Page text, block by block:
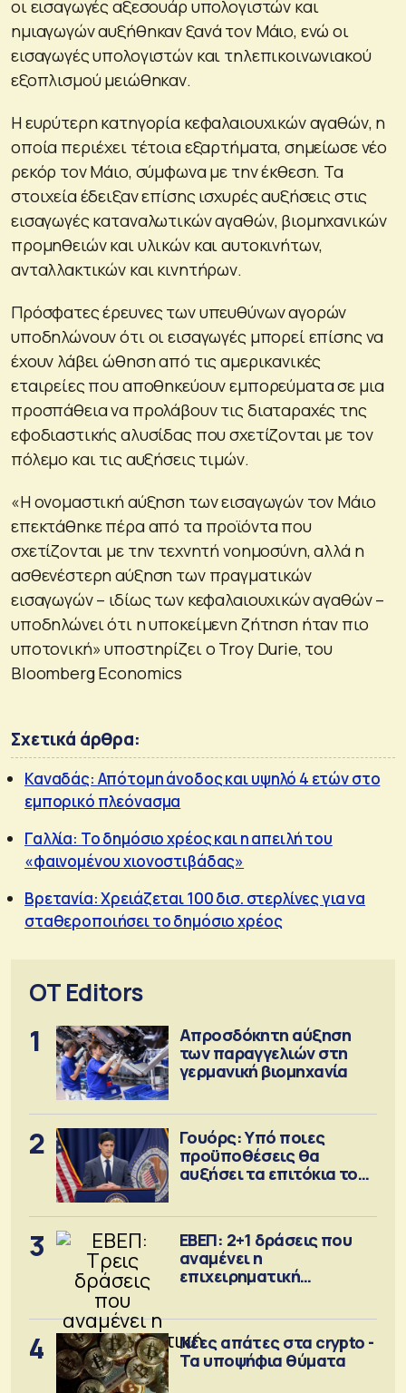
οι εισαγωγές αξεσουάρ υπολογιστών και
ημιαγωγών αυξήθηκαν ξανά τον Μάιο, ενώ οι
εισαγωγές υπολογιστών και τηλεπικοινωνιακού
εξοπλισμού μειώθηκαν.
Η ευρύτερη κατηγορία κεφαλαιουχικών αγαθών, η
οποία περιέχει τέτοια εξαρτήματα, σημείωσε νέο
ρεκόρ τον Μάιο, σύμφωνα με την έκθεση. Τα
στοιχεία έδειξαν επίσης ισχυρές αυξήσεις στις
εισαγωγές καταναλωτικών αγαθών, βιομηχανικών
προμηθειών και υλικών και αυτοκινήτων,
ανταλλακτικών και κινητήρων.
Πρόσφατες έρευνες των υπευθύνων αγορών
υποδηλώνουν ότι οι εισαγωγές μπορεί επίσης να
έχουν λάβει ώθηση από τις αμερικανικές
εταιρείες που αποθηκεύουν εμπορεύματα σε μια
προσπάθεια να προλάβουν τις διαταραχές της
εφοδιαστικής αλυσίδας που σχετίζονται με τον
πόλεμο και τις αυξήσεις τιμών.
«Η ονομαστική αύξηση των εισαγωγών τον Μάιο
επεκτάθηκε πέρα ​​από τα προϊόντα που
σχετίζονται με την τεχνητή νοημοσύνη, αλλά η
ασθενέστερη αύξηση των πραγματικών
εισαγωγών – ιδίως των κεφαλαιουχικών αγαθών –
υποδηλώνει ότι η υποκείμενη ζήτηση ήταν πιο
υποτονική» υποστηρίζει ο Troy Durie, του
Bloomberg Economics
Σχετικά άρθρα:
Καναδάς: Απότομη άνοδος και υψηλό 4 ετών στο
εμπορικό πλεόνασμα
Γαλλία: Το δημόσιο χρέος και η απειλή του
«φαινομένου χιονοστιβάδας»
Βρετανία: Χρειάζεται 100 δισ. στερλίνες για να
σταθεροποιήσει το δημόσιο χρέος
OT Editors
1
Απροσδόκητη αύξηση
των παραγγελιών στη
γερμανική βιομηχανία
2
Γουόρς: Υπό ποιες
προϋποθέσεις θα
αυξήσει τα επιτόκια τον
3
ΕΒΕΠ: 2+1 δράσεις που
αναμένει η
επιχειρηματική
4
Νέες απάτες στα crypto -
Τα υποψήφια θύματα